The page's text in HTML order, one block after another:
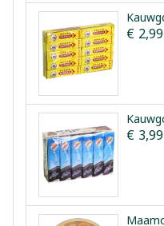
€ 2,99
€ 3,99